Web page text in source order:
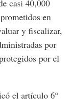
casi 40,000
en
y fiscalizar,
por
por el
el artículo 6°